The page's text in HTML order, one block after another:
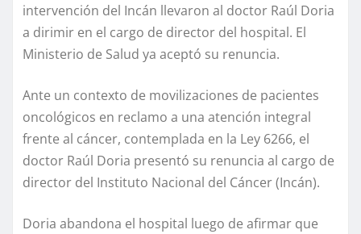
intervención del Incán llevaron al doctor Raúl Doria
a dirimir en el cargo de director del hospital. El
Ministerio de Salud ya aceptó su renuncia.
Ante un contexto de movilizaciones de pacientes
oncológicos en reclamo a una atención integral
frente al cáncer, contemplada en la Ley 6266, el
doctor Raúl Doria presentó su renuncia al cargo de
director del Instituto Nacional del Cáncer (Incán).
Doria abandona el hospital luego de afirmar que